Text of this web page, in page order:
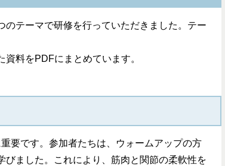
テーマで研修を行っていただきました。テー
料をPDFにまとめています。
要です。参加者たちは、ウォームアップの方
ました。これにより、筋肉と関節の柔軟性を